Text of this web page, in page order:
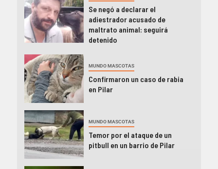
Se negó a declarar el
adiestrador acusado de
maltrato animal: seguirá
detenido
MUNDO MASCOTAS
Confirmaron un caso de rabia
en Pilar
MUNDO MASCOTAS
Temor por el ataque de un
pitbull en un barrio de Pilar